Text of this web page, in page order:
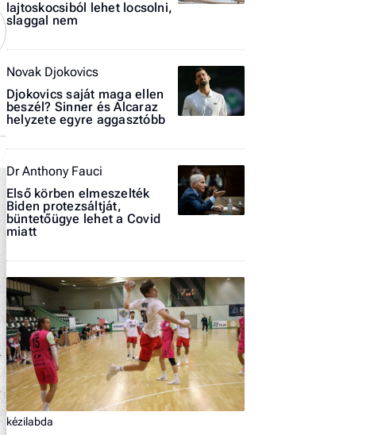
lajtoskocsiból lehet locsolni,
slaggal nem
Novak Djokovics
Djokovics saját maga ellen
beszél? Sinner és Alcaraz
helyzete egyre aggasztóbb
Dr Anthony Fauci
Első körben elmeszelték
Biden protezsáltját,
büntetőügye lehet a Covid
miatt
kézilabda